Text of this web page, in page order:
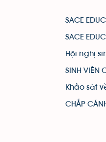
SACE
SACE
Hội nghị
SINH VIÊN
Khảo sát
CHẮP